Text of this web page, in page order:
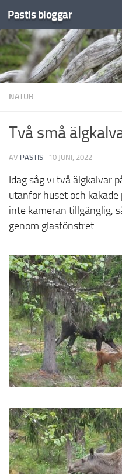
Under innehåll
Pastis bloggar
NATUR
Två små
AV PASTIS · 10 JUNI, 2022
Idag såg vi två älgkalvar
utanför huset och
inte kameran tillgänglig,
genom glasfönstret.